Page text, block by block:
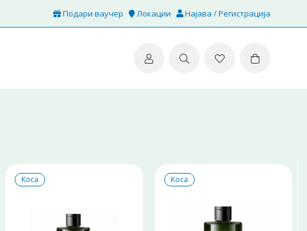
Подари ваучер Локации Најава / Регистрација
Коса Коса